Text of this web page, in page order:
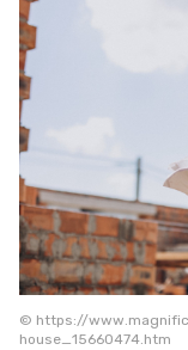
© https://
house_15660474.htm